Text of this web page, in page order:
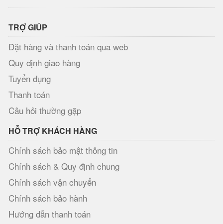
TRỢ GIÚP
Đặt hàng và thanh toán qua web
Quy định giao hàng
Tuyển dụng
Thanh toán
Câu hỏi thường gặp
HỖ TRỢ KHÁCH HÀNG
Chính sách bảo mật thông tin
Chính sách & Quy định chung
Chính sách vận chuyển
Chính sách bảo hành
Hướng dẫn thanh toán